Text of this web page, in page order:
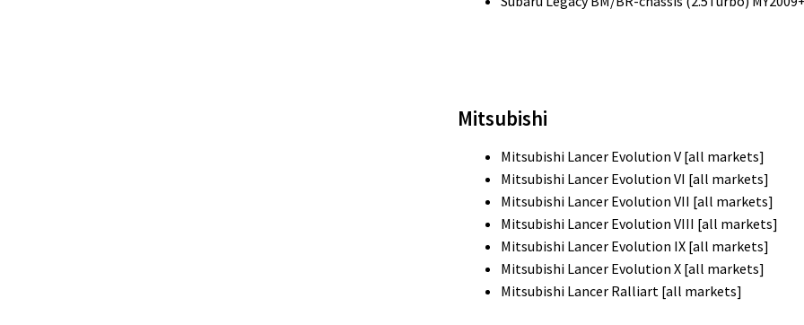
Mitsubishi
Mitsubishi Lancer Evolution V [all markets]
Mitsubishi Lancer Evolution VI [all markets]
Mitsubishi Lancer Evolution VII [all markets]
Mitsubishi Lancer Evolution VIII [all markets]
Mitsubishi Lancer Evolution IX [all markets]
Mitsubishi Lancer Evolution X [all markets]
Mitsubishi Lancer Ralliart [all markets]